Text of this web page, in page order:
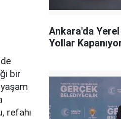
bir
refahı
Ankara'da
Yollar